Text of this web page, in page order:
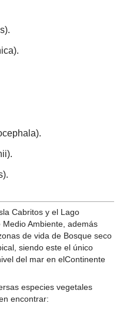
Cabritos y el Lago
Ambiente, además
de vida de Bosque seco
siendo este el único
del mar en elContinente
especies vegetales
encontrar: